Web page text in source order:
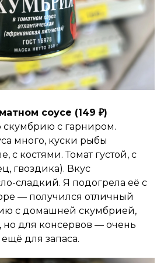
соусе (149 ₽)
с гарниром.
много, куски рыбы
с костями. Томат густой, с
гвоздика). Вкус
сладкий. Я подогрела её с
— получился отличный
с домашней скумбрией,
но для консервов — очень
для запаса.